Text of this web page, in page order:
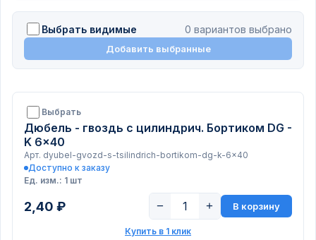
Выбрать видимые 0 вариантов выбрано
Добавить выбранные
Выбрать
Дюбель - гвоздь с цилиндрич. Бортиком DG -
K 6x40
Арт. dyubel-gvozd-s-tsilindrich-bortikom-dg-k-6x40
Доступно к заказу
Ед. изм.: 1 шт
2,40 ₽ − + В корзину
Купить в 1 клик